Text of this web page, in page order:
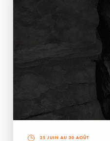
25 JUIN AU 30 AOÛT